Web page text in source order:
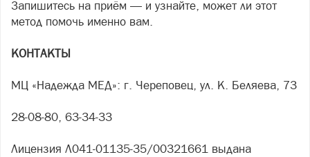
Запишитесь на приём — и узнайте, может ли этот
метод помочь именно вам.
КОНТАКТЫ
МЦ «Надежда МЕД»: г. Череповец, ул. К. Беляева, 73
28-08-80, 63-34-33
Лицензия Л041-01135-35/00321661 выдана